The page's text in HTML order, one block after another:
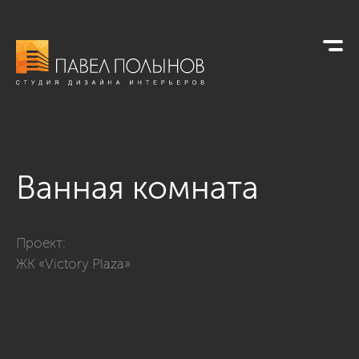
Ванная комната
Проект:
ЖК «Victory Plaza»